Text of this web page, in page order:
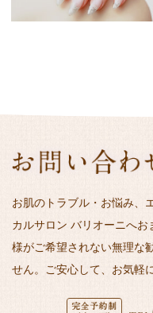
お肌のトラブル・お悩み、
カルサロン バリオーニへ
様がご希望されない無理な
せん。ご安心して、お気軽